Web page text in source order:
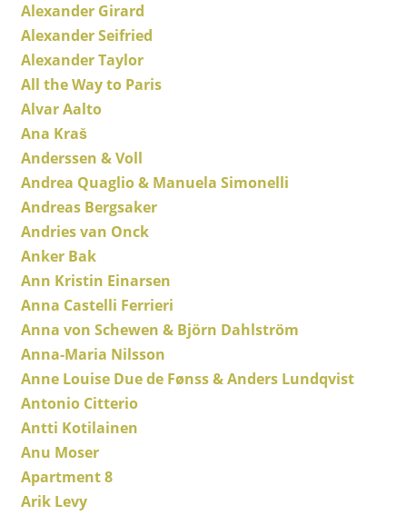
Chaises de jardin
Chaises enfants
Chaises à bascule
Chaises de conférence
Fauteuils de direction
Pièces détachées
... voir tous les sièges
Tables
Tables de repas
Tables d’appoint
Tables basses
Bureaux & Secrétaires
Secrétaires & Tables PC
Alexander Girard
Alexander Seifried
Alexander Taylor
All the Way to Paris
Alvar Aalto
Ana Kraš
Anderssen & Voll
Andrea Quaglio & Manuela Simonelli
Andreas Bergsaker
Andries van Onck
Anker Bak
Ann Kristin Einarsen
Anna Castelli Ferrieri
Anna von Schewen & Björn Dahlström
Anna-Maria Nilsson
Anne Louise Due de Fønss & Anders Lundqvist
Antonio Citterio
Antti Kotilainen
Anu Moser
Apartment 8
Arik Levy